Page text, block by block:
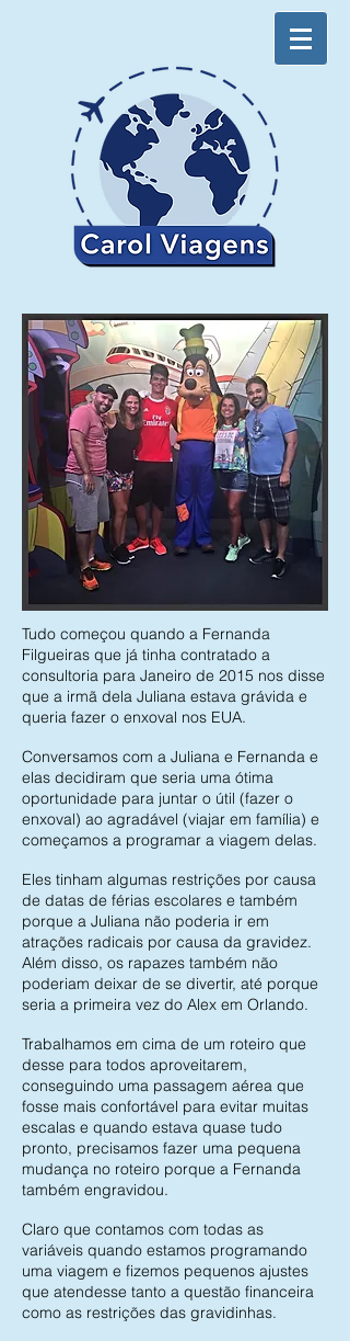
Tudo começou quando a Fernanda
Filgueiras que já tinha contratado a
consultoria para Janeiro de 2015 nos disse
que a irmã dela Juliana estava grávida e
queria fazer o enxoval nos EUA.
Conversamos com a Juliana e Fernanda e
elas decidiram que seria uma ótima
oportunidade para juntar o útil (fazer o
enxoval) ao agradável (viajar em família) e
começamos a programar a viagem delas.
Eles tinham algumas restrições por causa
de datas de férias escolares e também
porque a Juliana não poderia ir em
atrações radicais por causa da gravidez.
Além disso, os rapazes também não
poderiam deixar de se divertir, até porque
seria a primeira vez do Alex em Orlando.
Trabalhamos em cima de um roteiro que
desse para todos aproveitarem,
conseguindo uma passagem aérea que
fosse mais confortável para evitar muitas
escalas e quando estava quase tudo
pronto, precisamos fazer uma pequena
mudança no roteiro porque a Fernanda
também engravidou.
Claro que contamos com todas as
variáveis quando estamos programando
uma viagem e fizemos pequenos ajustes
que atendesse tanto a questão financeira
como as restrições das gravidinhas.